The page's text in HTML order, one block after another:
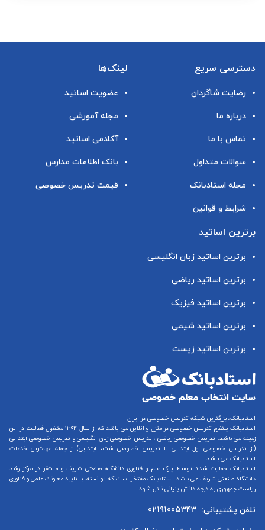
دسترسی سریع
رضایت شاگردان
درباره ما
تماس با ما
سوالات متداول
مجله استادبانک
شرایط و قوانین
لینک‌ها
عضویت اساتید
مجله آموزشی
آکادمی اساتید
بانک اطلاعات مدارس
قیمت تدریس خصوصی
برترین اساتید
برترین اساتید زبان انگلیسی
برترین اساتید ریاضی
برترین اساتید فیزیک
برترین اساتید شیمی
برترین اساتید زیست
استادبانک، بزرگترین شبکه تدریس خصوصی در ایران
استادبانک پلتفرم تدریس خصوصی در منزل و آنلاین
می باشد که از سال ۱۳۹۴ مشغول فعالیت در این
زمینه می باشد. تدریس خصوصی ریاضی ، تدریس خصوصی زبان انگلیسیو تدریس خصوصی ابتدایی
(از تدریس خصوصی اول ابتدایی تا تدریس خصوصی ششم ابتدایی) از جمله مهمترین خدمات
استادبانک می باشد.
استادبانک حمایت شده توسط پارک علم و فناوری دانشگاه صنعتی شریف و مستقر در مرکز رشد
دانشگاه صنعتی شریف می باشد. استادبانک مفتخر است که توانسته، با تایید معاونت علمی و فناوری
ریاست جمهوری به درجه دانش بنیانی نائل شود.
تلفن پشتیبانی: 02191005343